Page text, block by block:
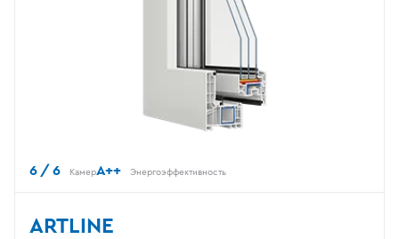
6 / 6 КамерA++ Энергоэффективность
ARTLINE